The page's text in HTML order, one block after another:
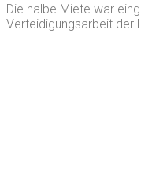
Die halbe Miete war
Verteidigungsarbeit der